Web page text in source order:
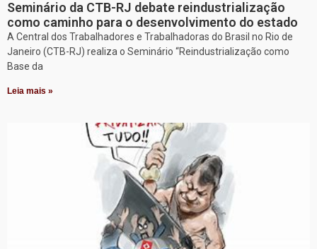
Seminário da CTB-RJ debate reindustrialização
como caminho para o desenvolvimento do estado
A Central dos Trabalhadores e Trabalhadoras do Brasil no Rio de
Janeiro (CTB-RJ) realiza o Seminário “Reindustrialização como
Base da
Leia mais »